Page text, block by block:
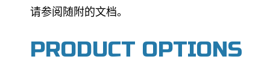
请参阅随附的文档。
PRODUCT OPTIONS